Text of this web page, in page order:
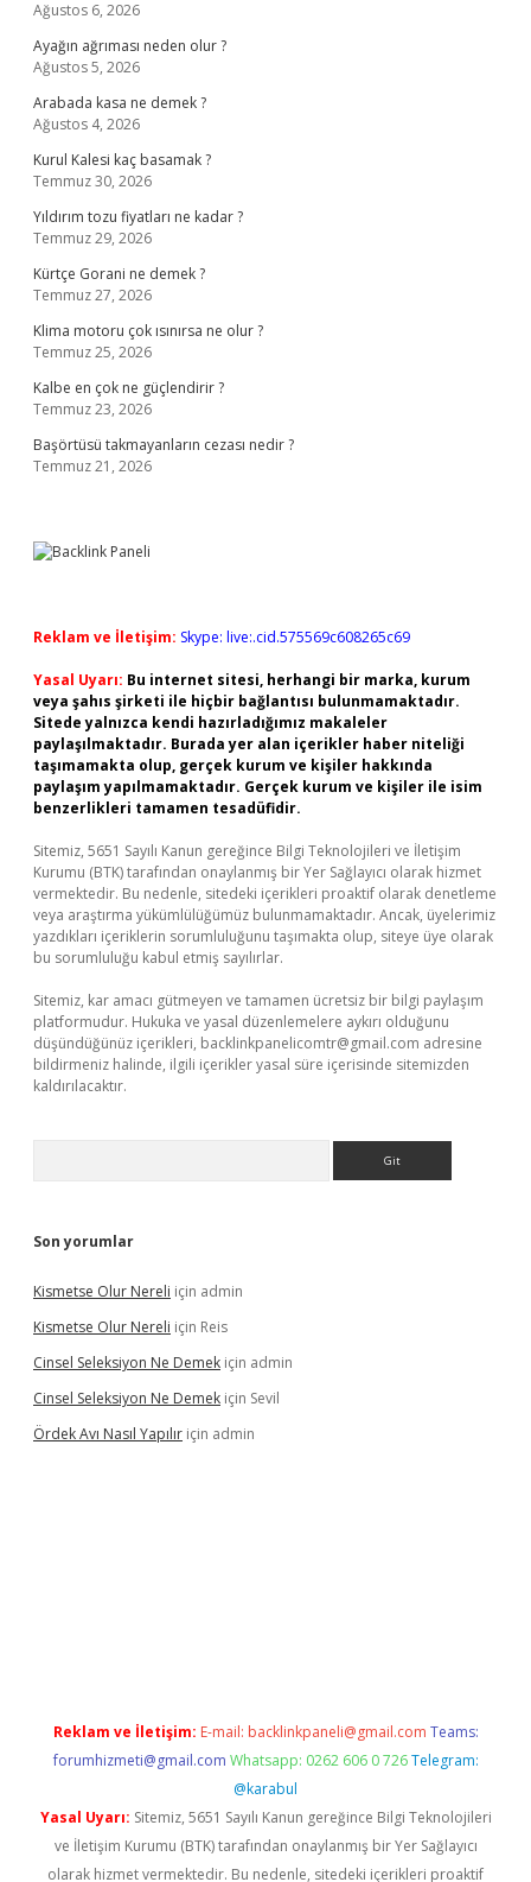
Ağustos 6, 2026
Ayağın ağrıması neden olur ?
Ağustos 5, 2026
Arabada kasa ne demek ?
Ağustos 4, 2026
Kurul Kalesi kaç basamak ?
Temmuz 30, 2026
Yıldırım tozu fiyatları ne kadar ?
Temmuz 29, 2026
Kürtçe Gorani ne demek ?
Temmuz 27, 2026
Klima motoru çok ısınırsa ne olur ?
Temmuz 25, 2026
Kalbe en çok ne güçlendirir ?
Temmuz 23, 2026
Başörtüsü takmayanların cezası nedir ?
Temmuz 21, 2026
Reklam ve İletişim: Skype: live:.cid.575569c608265c69
Yasal Uyarı: Bu internet sitesi, herhangi bir marka, kurum
veya şahıs şirketi ile hiçbir bağlantısı bulunmamaktadır.
Sitede yalnızca kendi hazırladığımız makaleler
paylaşılmaktadır. Burada yer alan içerikler haber niteliği
taşımamakta olup, gerçek kurum ve kişiler hakkında
paylaşım yapılmamaktadır. Gerçek kurum ve kişiler ile isim
benzerlikleri tamamen tesadüfidir.
Sitemiz, 5651 Sayılı Kanun gereğince Bilgi Teknolojileri ve İletişim
Kurumu (BTK) tarafından onaylanmış bir Yer Sağlayıcı olarak hizmet
vermektedir. Bu nedenle, sitedeki içerikleri proaktif olarak denetleme
veya araştırma yükümlülüğümüz bulunmamaktadır. Ancak, üyelerimiz
yazdıkları içeriklerin sorumluluğunu taşımakta olup, siteye üye olarak
bu sorumluluğu kabul etmiş sayılırlar.
Sitemiz, kar amacı gütmeyen ve tamamen ücretsiz bir bilgi paylaşım
platformudur. Hukuka ve yasal düzenlemelere aykırı olduğunu
düşündüğünüz içerikleri, backlinkpanelicomtr@gmail.com adresine
bildirmeniz halinde, ilgili içerikler yasal süre içerisinde sitemizden
kaldırılacaktır.
Son yorumlar
Kismetse Olur Nereli için admin
Kismetse Olur Nereli için Reis
Cinsel Seleksiyon Ne Demek için admin
Cinsel Seleksiyon Ne Demek için Sevil
Ördek Avı Nasıl Yapılır için admin
Reklam ve İletişim: E-mail: backlinkpaneli@gmail.com Teams:
forumhizmeti@gmail.com Whatsapp: 0262 606 0 726 Telegram:
@karabul
Yasal Uyarı: Sitemiz, 5651 Sayılı Kanun gereğince Bilgi Teknolojileri
ve İletişim Kurumu (BTK) tarafından onaylanmış bir Yer Sağlayıcı
olarak hizmet vermektedir. Bu nedenle, sitedeki içerikleri proaktif